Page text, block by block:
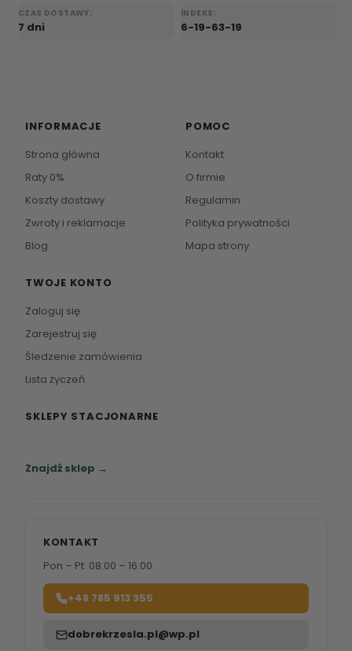
CZAS DOSTAWY:
7 dni
INDEKS:
6-19-63-19
INFORMACJE
Strona główna
Raty 0%
Koszty dostawy
Zwroty i reklamacje
Blog
POMOC
Kontakt
O firmie
Regulamin
Polityka prywatności
Mapa strony
TWOJE KONTO
Zaloguj się
Zarejestruj się
Śledzenie zamówienia
Lista życzeń
SKLEPY STACJONARNE
Znajdź sklep →
KONTAKT
Pon – Pt: 08:00 – 16:00
+48 785 913 355
dobrekrzesla.pl@wp.pl